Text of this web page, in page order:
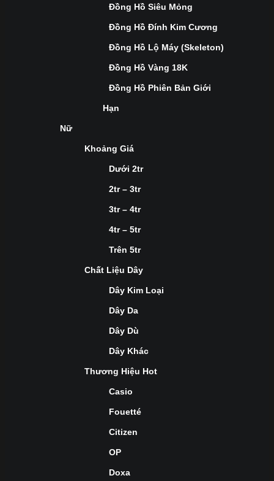
Đồng Hồ Siêu Mỏng
Đồng Hồ Đính Kim Cương
Đồng Hồ Lộ Máy (Skeleton)
Đồng Hồ Vàng 18K
Đồng Hồ Phiên Bản Giới
Hạn
Nữ
Khoảng Giá
Dưới 2tr
2tr – 3tr
3tr – 4tr
4tr – 5tr
Trên 5tr
Chất Liệu Dây
Dây Kim Loại
Dây Da
Dây Dù
Dây Khác
Thương Hiệu Hot
Casio
Fouetté
Citizen
OP
Doxa